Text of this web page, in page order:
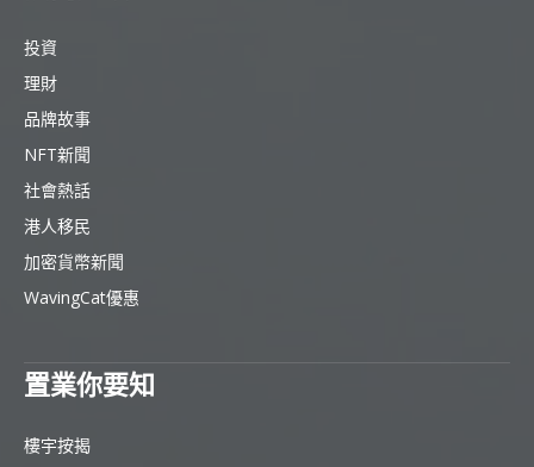
投資
理財
品牌故事
NFT新聞
社會熱話
港人移民
加密貨幣新聞
WavingCat優惠
置業你要知
樓宇按揭